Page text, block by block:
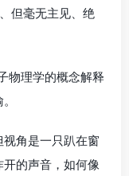
但毫无主见、绝
物理学的概念解释
角是一只趴在窗
的声音，如何像